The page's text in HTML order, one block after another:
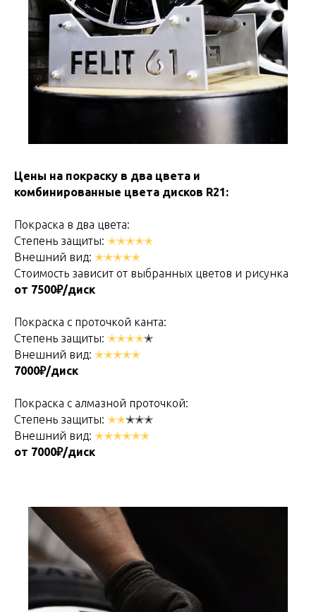
Цены на покраску в два цвета и
комбинированные цвета дисков R21:
Покраска в два цвета:
Степень защиты: ✭✭✭✭✭
Внешний вид: ✭✭✭✭✭
Стоимость зависит от выбранных цветов и рисунка
от 7500₽/диск
Покраска с проточкой канта:
Степень защиты: ✭✭✭✭✭
Внешний вид: ✭✭✭✭✭
7000₽/диск
Покраска с алмазной проточкой:
Степень защиты: ✭✭✭✭✭
Внешний вид: ✭✭✭✭✭✭
от 7000₽/диск